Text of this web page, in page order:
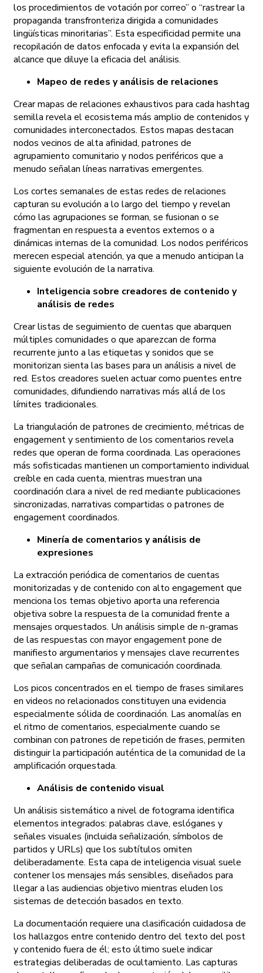
los procedimientos de votación por correo” o “rastrear la
propaganda transfronteriza dirigida a comunidades
lingüísticas minoritarias”. Esta especificidad permite una
recopilación de datos enfocada y evita la expansión del
alcance que diluye la eficacia del análisis.
Mapeo de redes y análisis de relaciones
Crear mapas de relaciones exhaustivos para cada hashtag
semilla revela el ecosistema más amplio de contenidos y
comunidades interconectados. Estos mapas destacan
nodos vecinos de alta afinidad, patrones de
agrupamiento comunitario y nodos periféricos que a
menudo señalan líneas narrativas emergentes.
Los cortes semanales de estas redes de relaciones
capturan su evolución a lo largo del tiempo y revelan
cómo las agrupaciones se forman, se fusionan o se
fragmentan en respuesta a eventos externos o a
dinámicas internas de la comunidad. Los nodos periféricos
merecen especial atención, ya que a menudo anticipan la
siguiente evolución de la narrativa.
Inteligencia sobre creadores de contenido y
análisis de redes
Crear listas de seguimiento de cuentas que abarquen
múltiples comunidades o que aparezcan de forma
recurrente junto a las etiquetas y sonidos que se
monitorizan sienta las bases para un análisis a nivel de
red. Estos creadores suelen actuar como puentes entre
comunidades, difundiendo narrativas más allá de los
límites tradicionales.
La triangulación de patrones de crecimiento, métricas de
engagement y sentimiento de los comentarios revela
redes que operan de forma coordinada. Las operaciones
más sofisticadas mantienen un comportamiento individual
creíble en cada cuenta, mientras muestran una
coordinación clara a nivel de red mediante publicaciones
sincronizadas, narrativas compartidas o patrones de
engagement coordinados.
Minería de comentarios y análisis de
expresiones
La extracción periódica de comentarios de cuentas
monitorizadas y de contenido con alto engagement que
menciona los temas objetivo aporta una referencia
objetiva sobre la respuesta de la comunidad frente a
mensajes orquestados. Un análisis simple de n-gramas
de las respuestas con mayor engagement pone de
manifiesto argumentarios y mensajes clave recurrentes
que señalan campañas de comunicación coordinada.
Los picos concentrados en el tiempo de frases similares
en videos no relacionados constituyen una evidencia
especialmente sólida de coordinación. Las anomalías en
el ritmo de comentarios, especialmente cuando se
combinan con patrones de repetición de frases, permiten
distinguir la participación auténtica de la comunidad de la
amplificación orquestada.
Análisis de contenido visual
Un análisis sistemático a nivel de fotograma identifica
elementos integrados: palabras clave, eslóganes y
señales visuales (incluida señalización, símbolos de
partidos y URLs) que los subtítulos omiten
deliberadamente. Esta capa de inteligencia visual suele
contener los mensajes más sensibles, diseñados para
llegar a las audiencias objetivo mientras eluden los
sistemas de detección basados en texto.
La documentación requiere una clasificación cuidadosa de
los hallazgos entre contenido dentro del texto del post
y contenido fuera de él; esto último suele indicar
estrategias deliberadas de ocultamiento. Las capturas